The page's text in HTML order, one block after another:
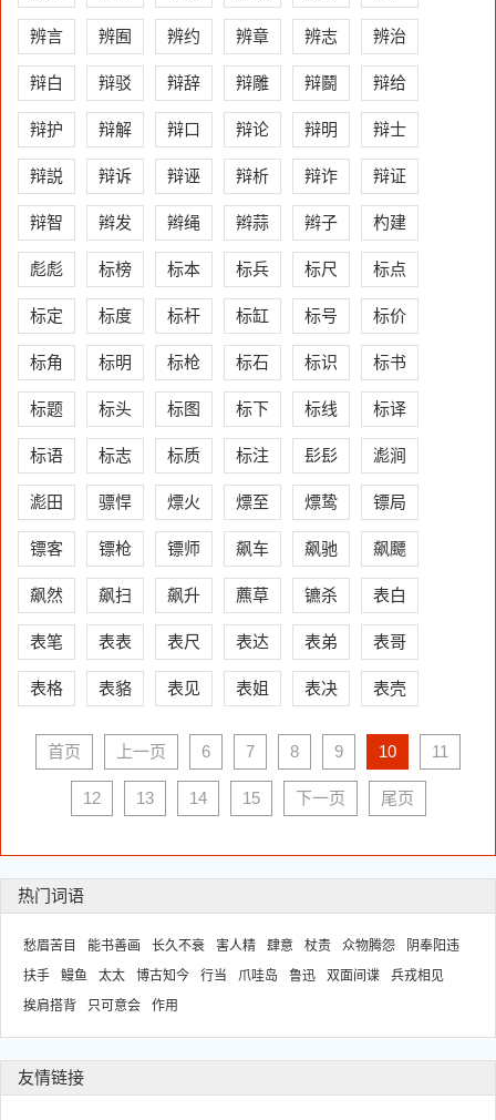
辨言 辨囿 辨约 辨章 辨志 辨治
辩白 辩驳 辩辞 辩雕 辩鬭 辩给
辩护 辩解 辩口 辩论 辩明 辩士
辩説 辩诉 辩诬 辩析 辩诈 辩证
辩智 辫发 辫绳 辫蒜 辫子 杓建
彪彪 标榜 标本 标兵 标尺 标点
标定 标度 标杆 标缸 标号 标价
标角 标明 标枪 标石 标识 标书
标题 标头 标图 标下 标线 标译
标语 标志 标质 标注 髟髟 滮涧
滮田 骠悍 熛火 熛至 熛鸷 镖局
镖客 镖枪 镖师 飙车 飙驰 飙飃
飙然 飙扫 飙升 藨草 镳杀 表白
表笔 表表 表尺 表达 表弟 表哥
表格 表貉 表见 表姐 表决 表壳
首页 上一页 6 7 8 9 10 11
12 13 14 15 下一页 尾页
热门词语
愁眉苦目 能书善画 长久不衰 害人精 肆意 杖责 众物腾怨
阴奉阳违
扶手
鳗鱼 太太 博古知今 行当 爪哇岛 鲁迅 双面间谍
兵戎相见
挨肩搭背
只可意会 作用
友情链接